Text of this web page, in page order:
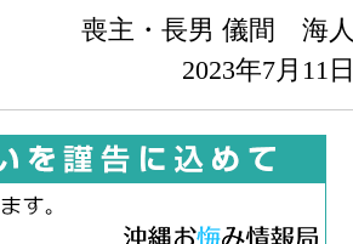
喪主・長男 儀間 海人
2023年7月11日